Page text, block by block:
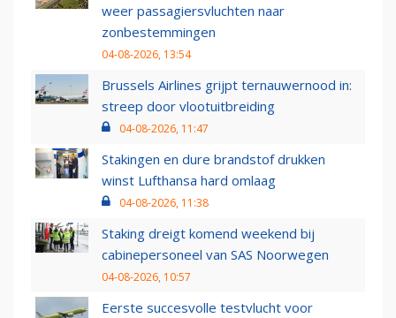
weer passagiersvluchten naar
zonbestemmingen
04-08-2026, 13:54
Brussels Airlines grijpt ternauwernood in:
streep door vlootuitbreiding
04-08-2026, 11:47
Stakingen en dure brandstof drukken
winst Lufthansa hard omlaag
04-08-2026, 11:38
Staking dreigt komend weekend bij
cabinepersoneel van SAS Noorwegen
04-08-2026, 10:57
Eerste succesvolle testvlucht voor